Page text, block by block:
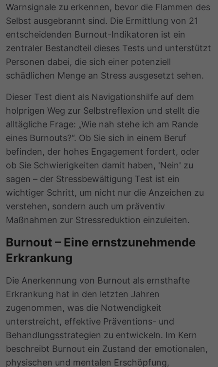
Warnsignale zu erkennen, bevor die Flammen des
Selbst ausgebrannt sind. Die Ermittlung von 21
entscheidenden Burnout-Indikatoren ist ein
zentraler Bestandteil dieses Tests und unterstützt
Personen dabei, die sich einer potenziell
schädlichen Menge an Stress ausgesetzt sehen.
Dieser Test dient als Navigationshilfe auf dem
holprigen Weg zur Selbstreflexion und stellt die
alltägliche Frage: „Wie nah stehe ich am Rande
eines Burnouts?“. Ob Sie sich in einem Beruf
befinden, der hohes Engagement fordert, oder
ob Sie Schwierigkeiten damit haben, 'Nein' zu
sagen – der Stressbewältigung Test ist ein
wichtiger Schritt, um nicht nur die Anzeichen zu
verstehen, sondern auch um präventiv
Maßnahmen zur Stressreduktion einzuleiten.
Burnout – Eine ernstzunehmende
Erkrankung
Die Anerkennung von Burnout als ernsthafte
Erkrankung hat in den letzten Jahren
zugenommen, was die Notwendigkeit
unterstreicht, effektive Präventions- und
Behandlungsstrategien zu entwickeln. Im Kern
beschreibt Burnout ein Zustand der emotionalen,
physischen und mentalen Erschöpfung,